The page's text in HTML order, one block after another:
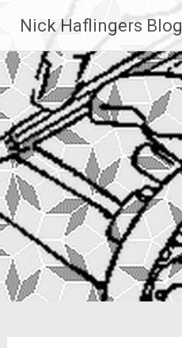
Inhalt
springen
Nick Haflingers Blog